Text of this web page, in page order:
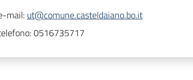
mail: ut@comune.casteldaiano.bo.it
0516735717